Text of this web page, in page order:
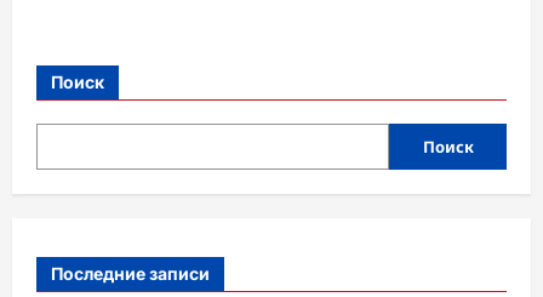
Поиск
Поиск
Последние записи